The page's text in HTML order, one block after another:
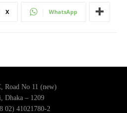
X WhatsApp
Road No 11 (new)
Dhaka – 1209
02) 41021780-2